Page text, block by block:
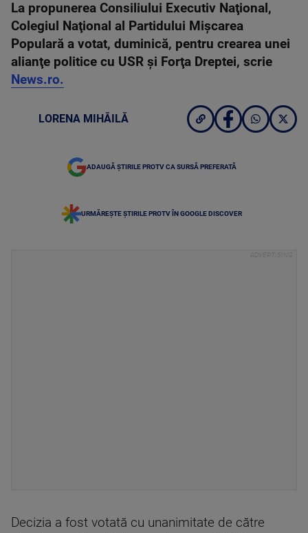
La propunerea Consiliului Executiv Naţional,
Colegiul Naţional al Partidului Mişcarea
Populară a votat, duminică, pentru crearea unei
alianţe politice cu USR şi Forţa Dreptei, scrie
News.ro.
LORENA MIHĂILĂ
ADAUGĂ ȘTIRILE PROTV CA SURSĂ PREFERATĂ
URMĂREȘTE ȘTIRILE PROTV ÎN GOOGLE DISCOVER
Decizia a fost votată cu unanimitate de către